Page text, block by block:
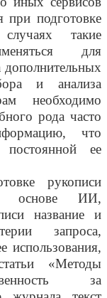
при подготовке
такие
для
дополнительных
и анализа
необходимо
рода часто
что
постоянной ее
рукописи
основе ИИ,
название и
запроса,
использования,
«Методы
за